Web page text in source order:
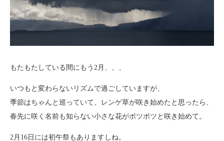
もたもたしている間にもう2月、、、
いつもと変わらないリズムで過ごしていますが、
季節はちゃんと巡っていて、レンゲ草が咲き始めたと思ったら、
春先に咲く名前も知らない小さな花がポツポツと咲き始めて。
2月16日には初午祭もありますしね。